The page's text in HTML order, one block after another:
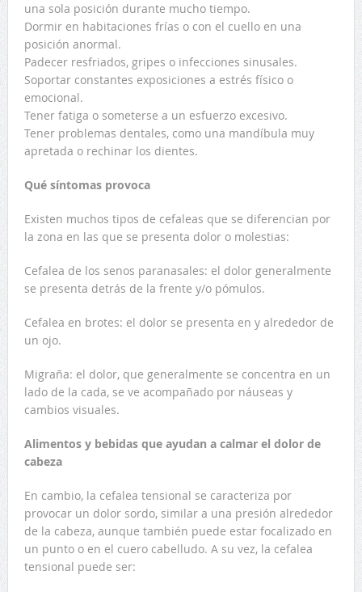
una sola posición durante mucho tiempo.
Dormir en habitaciones frías o con el cuello en una
posición anormal.
Padecer resfriados, gripes o infecciones sinusales.
Soportar constantes exposiciones a estrés físico o
emocional.
Tener fatiga o someterse a un esfuerzo excesivo.
Tener problemas dentales, como una mandíbula muy
apretada o rechinar los dientes.
Qué síntomas provoca
Existen muchos tipos de cefaleas que se diferencian por
la zona en las que se presenta dolor o molestias:
Cefalea de los senos paranasales: el dolor generalmente
se presenta detrás de la frente y/o pómulos.
Cefalea en brotes: el dolor se presenta en y alrededor de
un ojo.
Migraña: el dolor, que generalmente se concentra en un
lado de la cada, se ve acompañado por náuseas y
cambios visuales.
Alimentos y bebidas que ayudan a calmar el dolor de
cabeza
En cambio, la cefalea tensional se caracteriza por
provocar un dolor sordo, similar a una presión alrededor
de la cabeza, aunque también puede estar focalizado en
un punto o en el cuero cabelludo. A su vez, la cefalea
tensional puede ser: